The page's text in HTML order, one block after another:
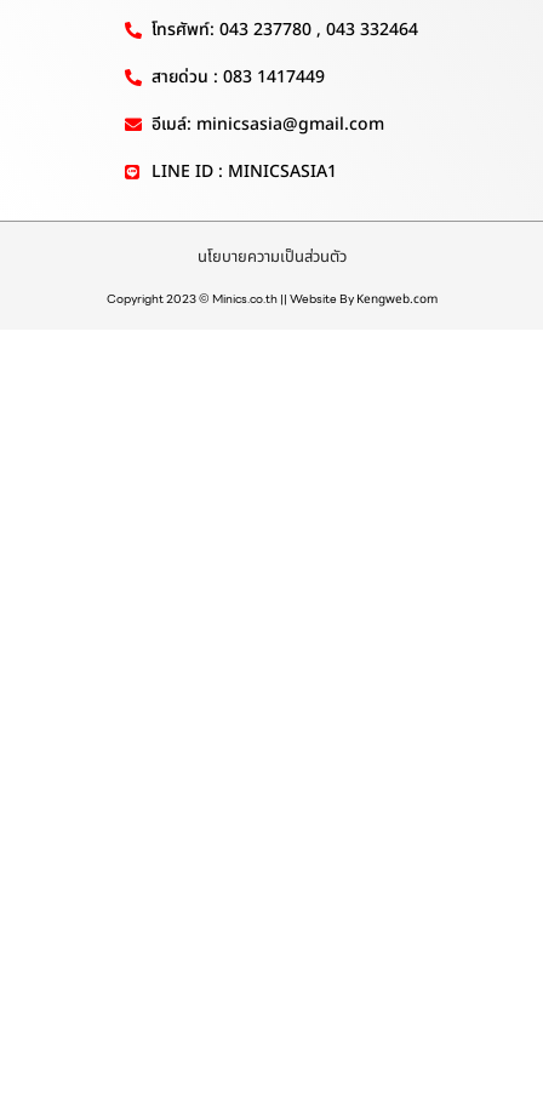
โทรศัพท์: 043 237780 , 043 332464
สายด่วน : 083 1417449
อีเมล์: minicsasia@gmail.com
LINE ID : MINICSASIA1
Copyright 2023 © Minics.co.th || Website By Kengweb.com
นโยบายความเป็นส่วนตัว